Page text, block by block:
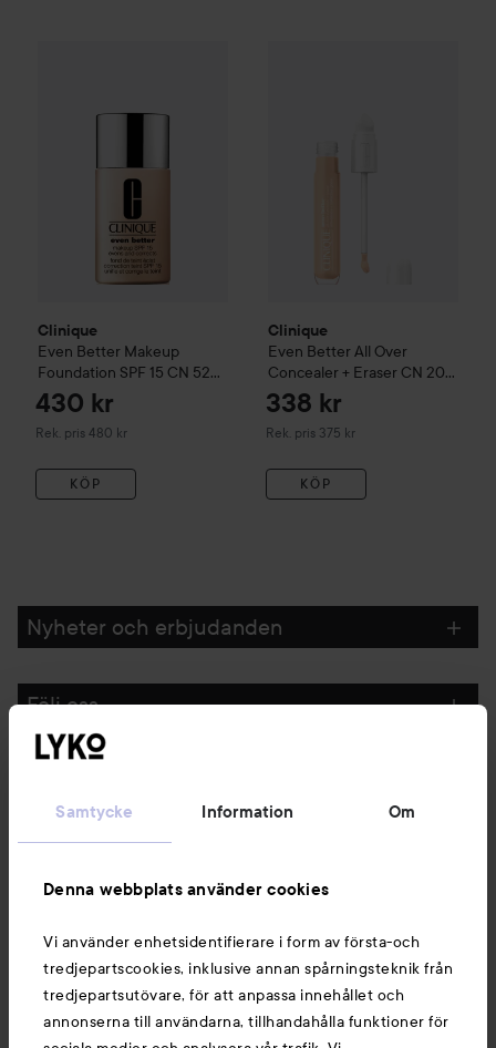
Samtycke Information Om
Denna webbplats använder cookies
Vi använder enhetsidentifierare i form av första-och
tredjepartscookies, inklusive annan spårningsteknik från
tredjepartsutövare, för att anpassa innehållet och
annonserna till användarna, tillhandahålla funktioner för
Clinique
Even Better Makeup
Foundation SPF 15 CN 52
Neutral
430 kr
Rek. pris 480 kr
Rekommenderat pris 480 kr
KÖP
Clinique
Even Better All Over
Concealer + Eraser CN 20
Fair
338 kr
Rek. pris 375 kr
Rekommenderat pris 375 kr
KÖP
Nyheter och erbjudanden
Följ oss
Du kanske också gillar